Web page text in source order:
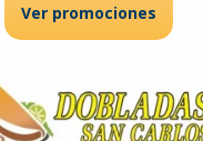
Ver promociones